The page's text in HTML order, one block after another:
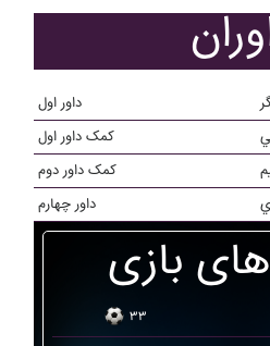
داور اول
کمک داور اول
کمک داور دوم
داور چهارم
بازی
۳۳